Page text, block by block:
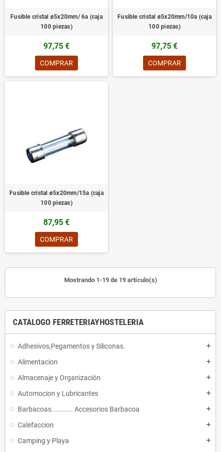
CATALOGO FERRETERIAYHOSTELERIA
Adhesivos,Pegamentos y Siliconas. add
Alimentacion add
Almacenaje y Organización add
Automocion y Lubricantes add
Barbacoas........... Accesorios Barbacoa add
Calefaccion add
Camping y Playa add
Fusible cristal ø5x20mm/ 6a (caja
100 piezas)
97,75 €
COMPRAR
Fusible cristal ø5x20mm/10a (caja
100 piezas)
97,75 €
COMPRAR
Fusible cristal ø5x20mm/15a (caja
100 piezas)
87,95 €
COMPRAR
Mostrando 1-19 de 19 artículo(s)